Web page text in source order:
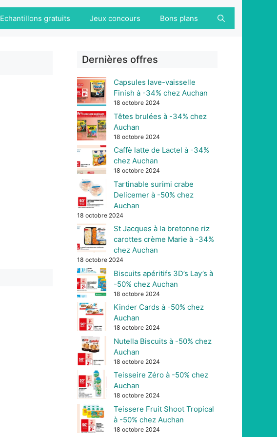
Echantillons gratuits Jeux concours Bons plans
Dernières offres
Capsules lave-vaisselle
Finish à -34% chez Auchan
18 octobre 2024
Têtes brulées à -34% chez
Auchan
18 octobre 2024
Caffè latte de Lactel à -34%
chez Auchan
18 octobre 2024
Tartinable surimi crabe
Delicemer à -50% chez
Auchan
18 octobre 2024
St Jacques à la bretonne riz
carottes crème Marie à -34%
chez Auchan
18 octobre 2024
Biscuits apéritifs 3D’s Lay’s à
-50% chez Auchan
18 octobre 2024
Kinder Cards à -50% chez
Auchan
18 octobre 2024
Nutella Biscuits à -50% chez
Auchan
18 octobre 2024
Teisseire Zéro à -50% chez
Auchan
18 octobre 2024
Teissere Fruit Shoot Tropical
à -50% chez Auchan
18 octobre 2024